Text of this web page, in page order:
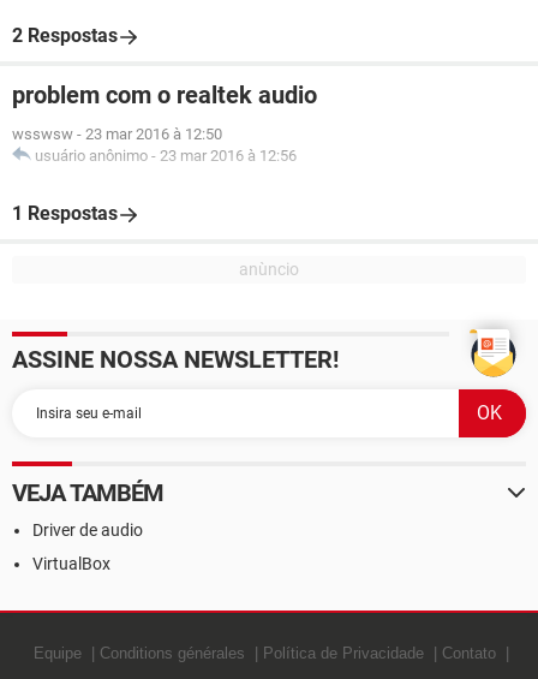
2 Respostas
problem com o realtek audio
wsswsw - 23 mar 2016 à 12:50
usuário anônimo - 23 mar 2016 à 12:56
1 Respostas
ASSINE NOSSA NEWSLETTER!
VEJA TAMBÉM
Driver de audio
VirtualBox
Equipe Conditions générales Política de Privacidade
Contato